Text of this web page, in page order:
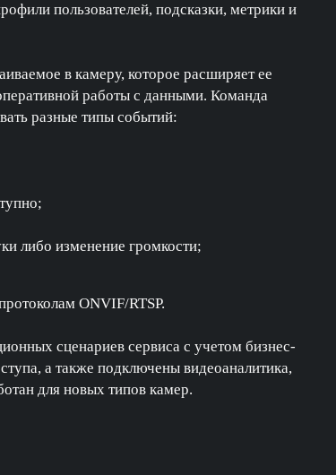
пользователей, подсказки, метрики и
в камеру, которое расширяет ее
работы с данными. Команда
разные типы событий:
либо изменение громкости;
ONVIF/RTSP.
сценариев сервиса с учетом бизнес-
а также подключены видеоаналитика,
для новых типов камер.